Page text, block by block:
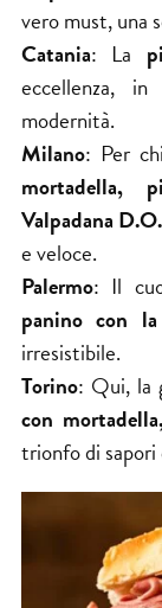
vero must, una
Catania: La
eccellenza,
modernità.
Milano: Per
mortadella,
Valpadana
e veloce.
Palermo: Il
panino con
irresistibile.
Torino: Qui, la
con
trionfo di